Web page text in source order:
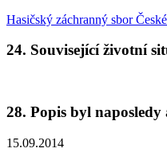
Hasičský záchranný sbor
24. Související životní
28. Popis byl
15.09.2014